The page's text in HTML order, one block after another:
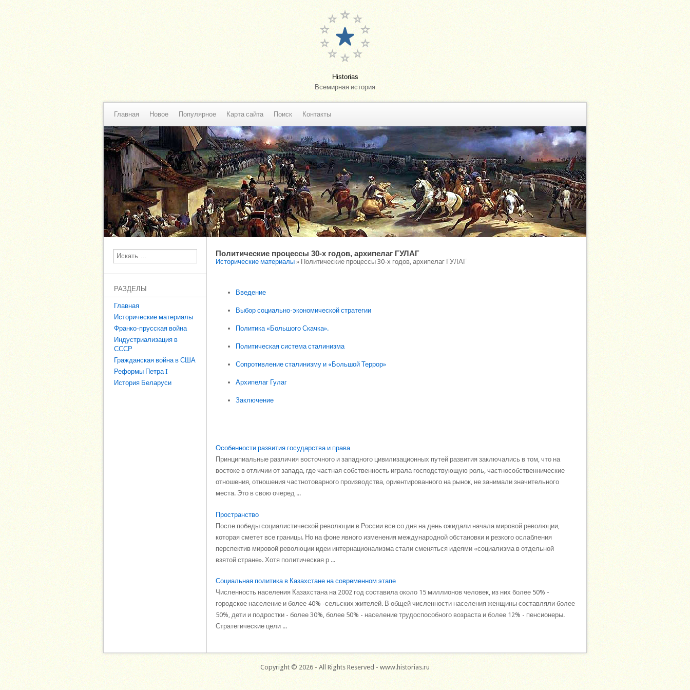
Historias
Всемирная история
Главная Новое Популярное Карта сайта Поиск Контакты
Поиск
РАЗДЕЛЫ
Главная
Исторические материалы
Франко-прусская война
Индустриализация в
СССР
Гражданская война в США
Реформы Петра I
История Беларуси
Политические процессы 30-х годов, архипелаг ГУЛАГ
Исторические материалы » Политические процессы 30-х годов, архипелаг ГУЛАГ
Введение
Выбор социально-экономической стратегии
Политика «Большого Скачка».
Политическая система сталинизма
Сопротивление сталинизму и «Большой Террор»
Архипелаг Гулаг
Заключение
Особенности развития государства и права
Принципиальные различия восточного и западного цивилизационных путей развития заключались в том, что на
востоке в отличии от запада, где частная собственность играла господствующую роль, частнособственнические
отношения, отношения частнотоварного производства, ориентированного на рынок, не занимали значительного
места. Это в свою очеред ...
Пространство
После победы социалистической революции в России все со дня на день ожидали начала мировой революции,
которая сметет все границы. Но на фоне явного изменения международной обстановки и резкого ослабления
перспектив мировой революции идеи интернационализма стали сменяться идеями «социализма в отдельной
взятой стране». Хотя политическая р ...
Социальная политика в Казахстане на современном этапе
Численность населения Казахстана на 2002 год составила около 15 миллионов человек, из них более 50% -
городское население и более 40% -сельских жителей. В общей численности населения женщины составляли более
50%, дети и подростки - более 30%, более 50% - население трудоспособного возраста и более 12% - пенсионеры.
Стратегические цели ...
Copyright © 2026 - All Rights Reserved - www.historias.ru